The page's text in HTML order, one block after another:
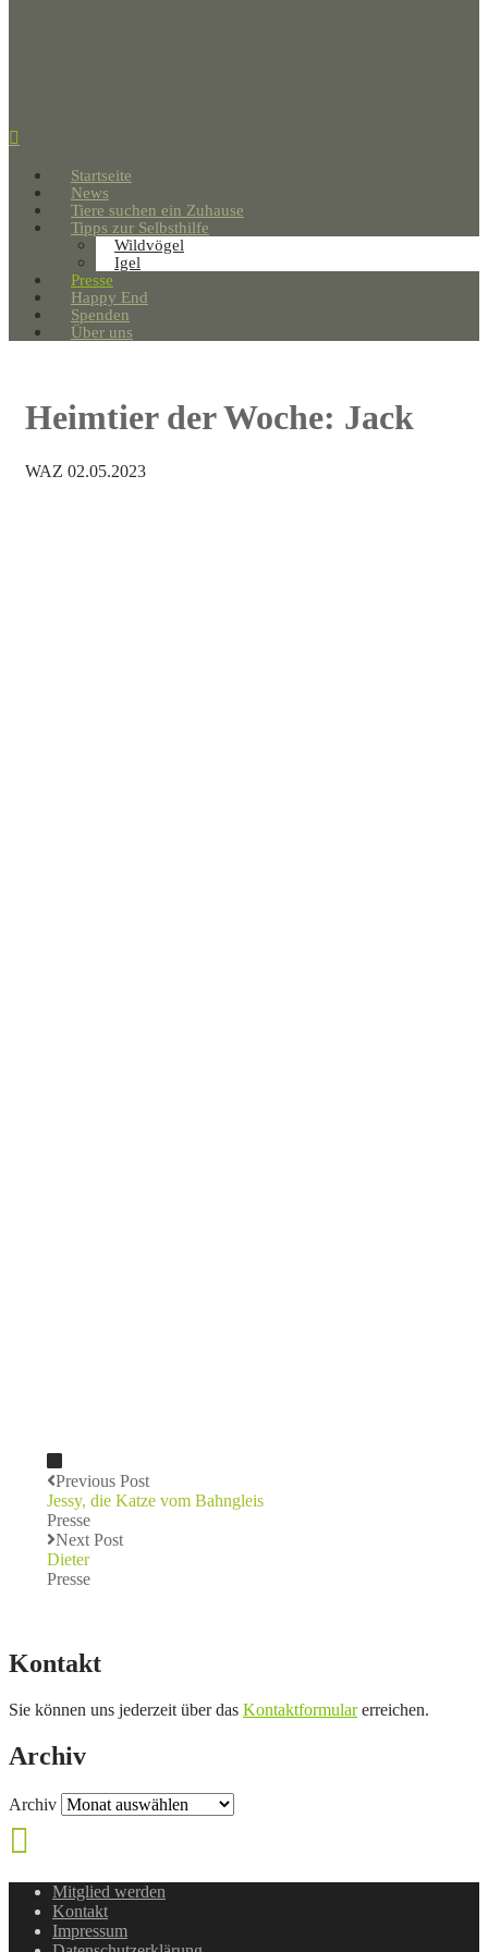
Startseite
News
Tiere suchen ein Zuhause
Tipps zur Selbsthilfe
Wildvögel
Igel
Presse
Happy End
Spenden
Über uns
Heimtier der Woche: Jack
WAZ 02.05.2023
Previous Post
Jessy, die Katze vom Bahngleis
Presse
Next Post
Dieter
Presse
Kontakt
Sie können uns jederzeit über das Kontaktformularerreichen.
Archiv
Archiv
Mitglied werden
Kontakt
Impressum